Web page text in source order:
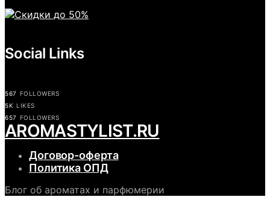
Social Links
567 FOLLOWERS
5K LIKES
657 FOLLOWERS
АROMASTYLIST.RU
Договор-оферта
Политика ОПД
Блог об ароматах и парфюмерии